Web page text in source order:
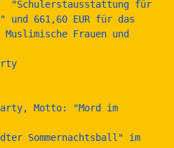
und 661,60 EUR für das
Frauen und
Motto: "Mord im
Sommernachtsball" im